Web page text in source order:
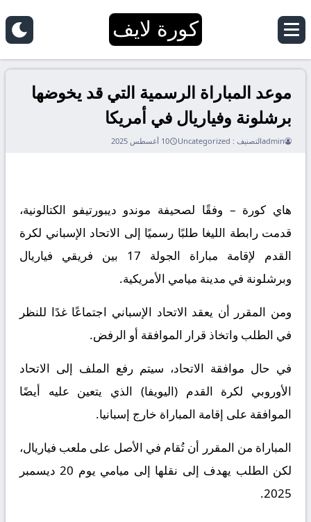
كورة لايف
موعد المباراة الرسمية التي قد يخوضها
برشلونة وفياريال في أمريكا
adminالتصنيف : Uncategorized 10 أغسطس 2025
هاي كورة – وفقًا لصحيفة موندو ديبورتيفو الكتالونية،
قدمت رابطة الليغا طلبًا رسميًا إلى الاتحاد الإسباني لكرة
القدم لإقامة مباراة الجولة 17 بين فريقي فياريال
وبرشلونة في مدينة ميامي الأمريكية.
ومن المقرر أن يعقد الاتحاد الإسباني اجتماعًا غدًا للنظر
في الطلب واتخاذ قرار الموافقة أو الرفض.
في حال موافقة الاتحاد، سيتم رفع الملف إلى الاتحاد
الأوروبي لكرة القدم (اليويفا) الذي يتعين عليه أيضًا
الموافقة على إقامة المباراة خارج إسبانيا.
المباراة من المقرر أن تُقام في الأصل على ملعب فياريال،
لكن الطلب يهدف إلى نقلها إلى ميامي يوم 20 ديسمبر
2025.